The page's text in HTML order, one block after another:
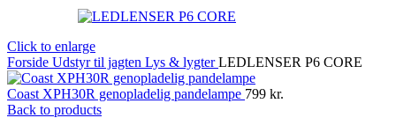
Click to enlarge
Forside Udstyr til jagten Lys & lygterLEDLENSER P6 CORE
Coast XPH30R genopladelig pandelampe 799 kr.
Back to products